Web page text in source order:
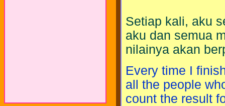
Setiap kali, aku
aku dan semua
nilainya akan
Every time I
all the people
count the result